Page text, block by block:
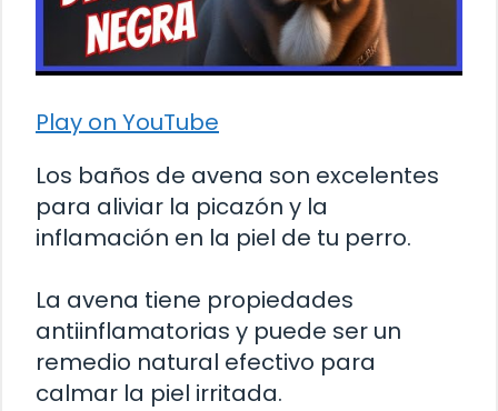
Play on YouTube
Los baños de avena son excelentes
para aliviar la picazón y la
inflamación en la piel de tu perro.
La avena tiene propiedades
antiinflamatorias y puede ser un
remedio natural efectivo para
calmar la piel irritada.